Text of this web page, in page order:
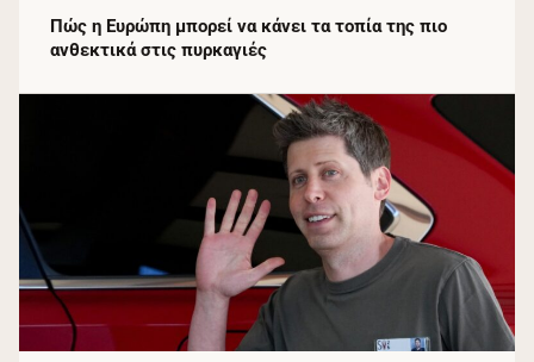
Πώς η Ευρώπη μπορεί να κάνει τα τοπία της πιο
ανθεκτικά στις πυρκαγιές